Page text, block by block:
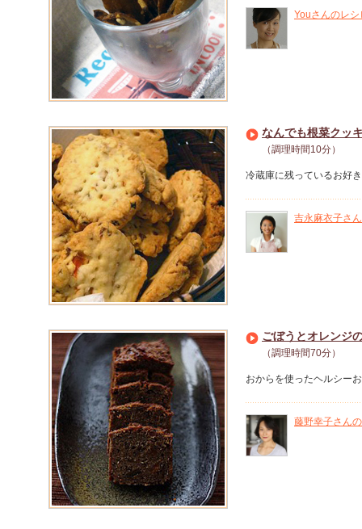
Youさんのレシ
なんでも根菜クッ
（調理時間10分）
冷蔵庫に残っているお好
吉永麻衣子さ
ごぼうとオレンジ
（調理時間70分）
おからを使ったヘルシー
藤野幸子さん